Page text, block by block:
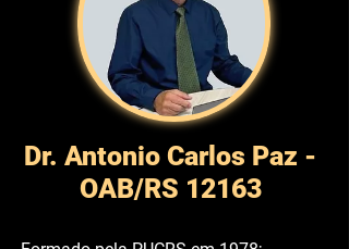
Dr. Antonio Carlos Paz -